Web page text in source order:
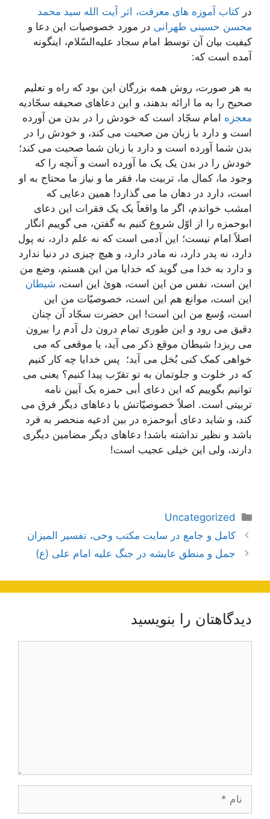
در کتاب آموزه های معرفت، اثر آیت الله سید محمد
محسن حسینی طهرانی در مورد خصوصیات این دعا و
کیفیت بیان آن توسط امام سجاد علیه‌السّلام، اینگونه
آمده است که:
به هر صورت، روش همه بزرگان این بود که راه و تعلیم
صحیح را به ما ارائه بدهند، و این دعاهای صحیفه سجّادیه
معجزه امام سجّاد است که خودش را در بدن من آورده
است و دارد با زبان من صحبت می کند، و خودش را در
بدن شما آورده است و دارد با زبان شما صحبت می کند؛
خودش را در بدن یک یک ما آورده است و آنچه را که
وجود ما، کمال ما، تربیت ما، فقر ما و نیاز ما محتاج به او
است، دارد در دهان ما می گذارد! همین دعایی که
امشب خواندم، اگر ما واقعاً یک یک فقرات این دعای
ابوحمزه را از اوّل شروع کنیم به گفتن، می گوییم انگار
اصلاً امام نیست؛ این آدمی است که نه علم دارد، نه پول
دارد، نه پدر دارد، نه مادر دارد، و هیچ چیزی در دنیا ندارد
و دارد به خدا می گوید که خدایا من این هستم، وضع من
این است، نفس من این است، هویٰ این است، شیطان
این است، موانع هم این است، خصوصیّات من این
است، وُسع من این است! این حضرت سجّاد آن چنان
دقیق می رود و این طوری تمام درون دل آدم را بیرون
می ریزد! شیطان موقع ذکر می آید، یا موقعی که می
خواهی کمک کنی بُخل می آید؛ پس خدایا چه کار کنیم
که در خلوت و جلوتمان به تو تقرّب پیدا کنیم؟ یعنی می
توانیم بگوییم که این دعای أبی حمزه یک آیین نامه
تربیتی است. اصلاً خصوصیّاتش با دعاهای دیگر فرق می
کند، و شاید دعای أبوحمزه در بین ادعیه منحصر به فرد
باشد و نظیر نداشته باشد! دعاهای دیگر مضامین دیگری
دارند، ولی این خیلی عجیب است!
دسته‌ها
Uncategorized
ناوبری
نوشته‌ها
کامل و جامع در سایت مکتب وحی، تفسیر المیزان
جمل و منطق عایشه در جنگ علیه امام علی (ع)
دیدگاهتان را بنویسید